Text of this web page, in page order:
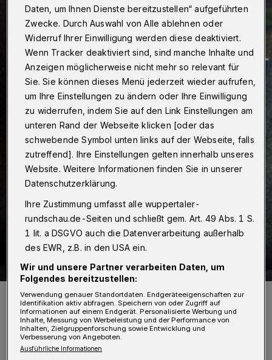
Die Flyer zum Spiel.
Foto: Rundschau
Daten, um Ihnen Dienste bereitzustellen“ aufgeführten
Zwecke. Durch Auswahl von Alle ablehnen oder
Widerruf Ihrer Einwilligung werden diese deaktiviert.
Wenn Tracker deaktiviert sind, sind manche Inhalte und
Anzeigen möglicherweise nicht mehr so relevant für
Sie. Sie können dieses Menü jederzeit wieder aufrufen,
um Ihre Einstellungen zu ändern oder Ihre Einwilligung
zu widerrufen, indem Sie auf den Link Einstellungen am
unteren Rand der Webseite klicken [oder das
schwebende Symbol unten links auf der Webseite, falls
zutreffend]. Ihre Einstellungen gelten innerhalb unseres
Website. Weitere Informationen finden Sie in unserer
Datenschutzerklärung.
Ihre Zustimmung umfasst alle wuppertaler-
rundschau.de-Seiten und schließt gem. Art. 49 Abs. 1 S.
1 lit. a DSGVO auch die Datenverarbeitung außerhalb
des EWR, z.B. in den USA ein.
Wir und unsere Partner verarbeiten Daten, um
Folgendes bereitzustellen:
Verwendung genauer Standortdaten. Endgeräteeigenschaften zur
Identifikation aktiv abfragen. Speichern von oder Zugriff auf
Informationen auf einem Endgerät. Personalisierte Werbung und
Inhalte, Messung von Werbeleistung und der Performance von
Inhalten, Zielgruppenforschung sowie Entwicklung und
Verbesserung von Angeboten.
Ausführliche Informationen